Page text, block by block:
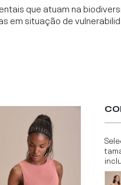
que atuam na
em situação de